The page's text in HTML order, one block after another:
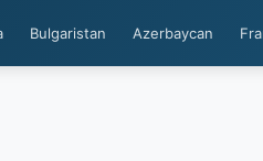
Bulgaristan Azerbaycan